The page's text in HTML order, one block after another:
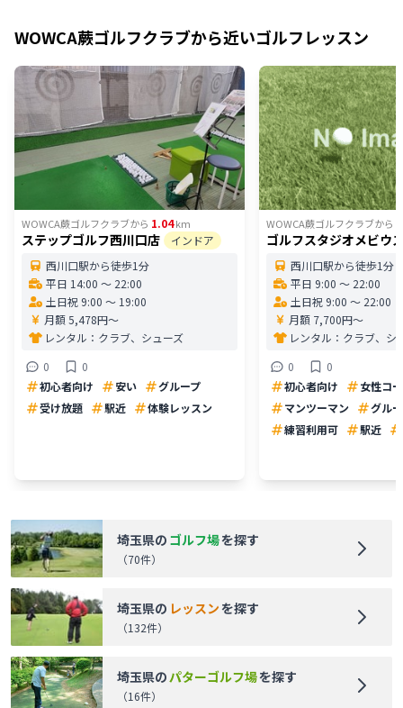
WOWCA蕨ゴルフクラブから近いゴルフレッスン
WOWCA蕨ゴルフクラブから 1.04km
ステップゴルフ西川口店
インドア
西川口駅から徒歩1分
平日 14:00 〜 22:00
土日祝 9:00 〜 19:00
月額 5,478円〜
レンタル： クラブ、シューズ
0
0
初心者向け
安い
グループ
受け放題
駅近 体験レッスン
WOWCA蕨ゴルフクラブから
ゴルフスタジオメビウ
西川口駅から徒歩1分
平日 9:00 〜 22:00
土日祝 9:00 〜 22:00
月額 7,700円〜
レンタル： クラブ、シ
0
0
初心者向け
女性コ
マンツーマン
グル
練習利用可
駅近
埼玉県の ゴルフ場を探す
（70件）
埼玉県の レッスンを探す
（132件）
埼玉県の パターゴルフ場を探す
（16件）